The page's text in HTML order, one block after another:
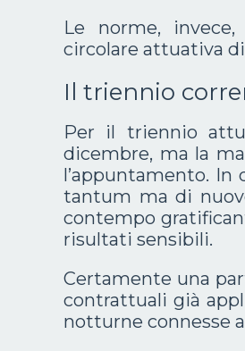
Le norme,
circolare attuativa
Il triennio
Per il triennio
dicembre, ma la
l’appuntamento.
tantum ma di
contempo
risultati sensibili.
Certamente una
contrattuali già
notturne connesse